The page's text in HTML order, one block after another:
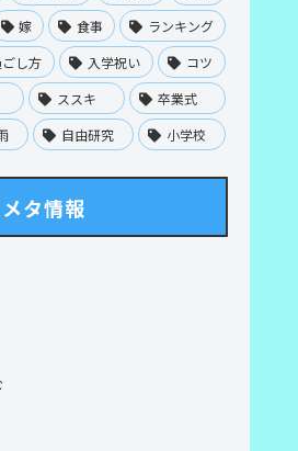
嫁 食事
ランキング
し方 入学祝い
コツ
ススキ
卒業式
自由研究 小学校
メタ情報